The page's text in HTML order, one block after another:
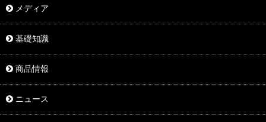
メディア
基礎知識
商品情報
ニュース